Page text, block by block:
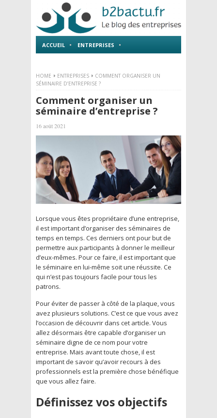
ACCUEIL ENTREPRISES
HOME ENTREPRISES
COMMENT ORGANISER UN
SÉMINAIRE D’ENTREPRISE ?
Comment organiser un
séminaire d’entreprise ?
16 août 2021
Lorsque vous êtes propriétaire d’une entreprise,
il est important d’organiser des séminaires de
temps en temps. Ces derniers ont pour but de
permettre aux participants à donner le meilleur
d’eux-mêmes. Pour ce faire, il est important que
le séminaire en lui-même soit une réussite. Ce
qui n’est pas toujours facile pour tous les
patrons.
Pour éviter de passer à côté de la plaque, vous
avez plusieurs solutions. C’est ce que vous avez
l’occasion de découvrir dans cet article. Vous
allez désormais être capable d’organiser un
séminaire digne de ce nom pour votre
entreprise. Mais avant toute chose, il est
important de savoir qu’avoir recours à des
professionnels est la première chose bénéfique
que vous allez faire.
Définissez vos objectifs